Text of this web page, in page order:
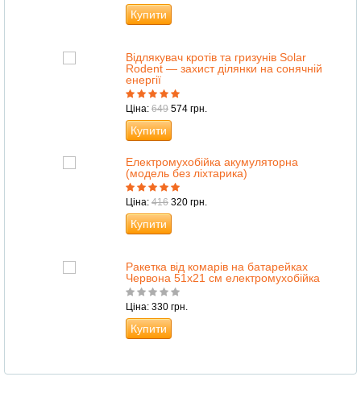
Купити
Відлякувач кротів та гризунів Solar
Rodent — захист ділянки на сонячній
енергії
Ціна: 649 574 грн.
Купити
Електромухобійка акумуляторна
(модель без ліхтарика)
Ціна: 416 320 грн.
Купити
Ракетка від комарів на батарейках
Червона 51x21 см електромухобійка
Ціна: 330 грн.
Купити